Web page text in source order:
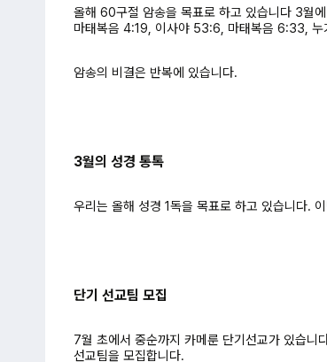
올해 60구절 암송을 목표로 하고 있습니다 3월
마태복음 4:19, 이사야 53:6, 마태복음 6:33,
암송의 비결은 반복에 있습니다.
3월의 성경 통톡
우리는 올해 성경 1독을 목표로 하고 있습니다.
단기 선교팀 모집
7월 초에서 중순까지 카메룬 단기선교가 있습니
선교팀을 모집합니다.